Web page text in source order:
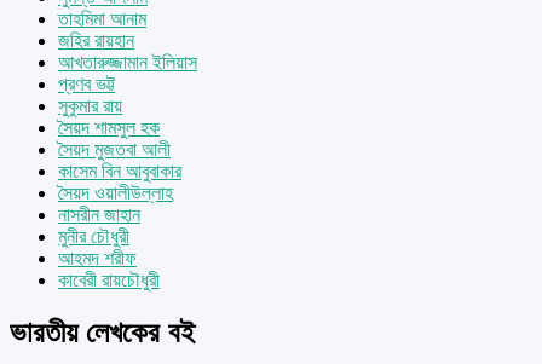
তাহমিমা আনাম
জহির রায়হান
আখতারুজ্জামান ইলিয়াস
প্রণব ভট্ট
সুকুমার রায়
সৈয়দ শামসুল হক
সৈয়দ মুজতবা আলী
কাসেম বিন আবুবাকার
সৈয়দ ওয়ালীউল্লাহ
নাসরীন জাহান
মুনীর চৌধুরী
আহমদ শরীফ
কাবেরী রায়চৌধুরী
ভারতীয় লেখকের বই